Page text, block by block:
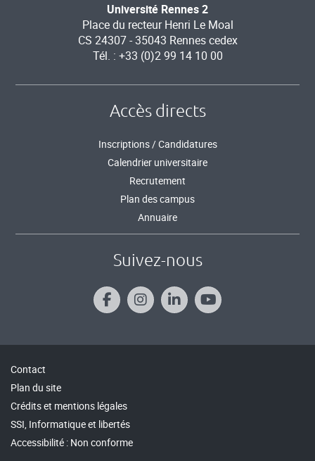
Université Rennes 2
Place du recteur Henri Le Moal
CS 24307 - 35043 Rennes cedex
Tél. : +33 (0)2 99 14 10 00
Accès directs
Inscriptions / Candidatures
Calendrier universitaire
Recrutement
Plan des campus
Annuaire
Suivez-nous
Contact
Plan du site
Crédits et mentions légales
SSI, Informatique et libertés
Accessibilité : Non conforme